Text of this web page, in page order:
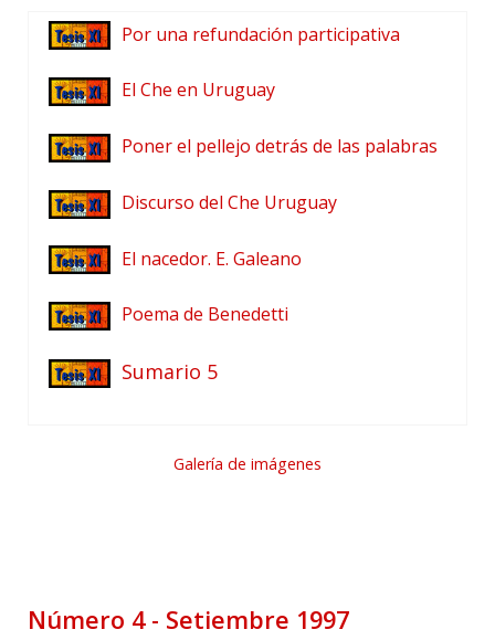
Por una refundación participativa
El Che en Uruguay
Poner el pellejo detrás de las palabras
Discurso del Che Uruguay
El nacedor. E. Galeano
Poema de Benedetti
Sumario 5
Galería de imágenes
Número 4 - Setiembre 1997